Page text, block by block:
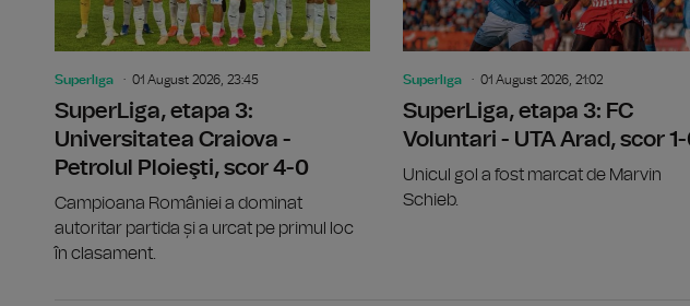
Superliga 01 August 2026, 23:45
SuperLiga, etapa 3:
Universitatea Craiova -
Petrolul Ploieşti, scor 4-0
Campioana României a dominat
autoritar partida și a urcat pe primul loc
în clasament.
Superliga 01 August 2026, 21:02
SuperLiga, etapa 3: FC
Voluntari - UTA Arad, scor
Unicul gol a fost marcat de Marvin
Schieb.